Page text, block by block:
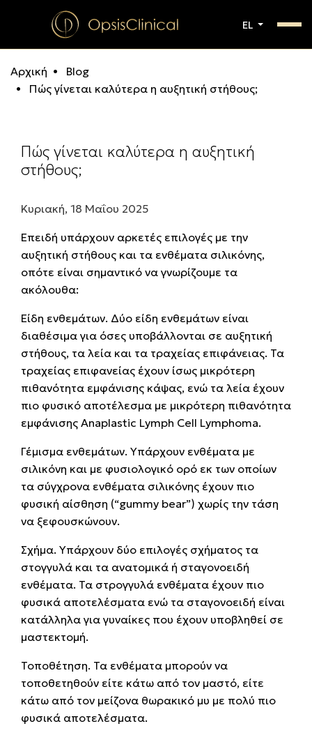
EL
Αρχική
Blog
Πώς γίνεται καλύτερα η αυξητική στήθους;
Πώς γίνεται καλύτερα η αυξητική
στήθους;
Κυριακή, 18 Μαΐου 2025
Επειδή υπάρχουν αρκετές επιλογές με την
αυξητική στήθους και τα ενθέματα σιλικόνης,
οπότε είναι σημαντικό να γνωρίζουμε τα
ακόλουθα:
Είδη ενθεμάτων. Δύο είδη ενθεμάτων είναι
διαθέσιμα για όσες υποβάλλονται σε αυξητική
στήθους, τα λεία και τα τραχείας επιφάνειας. Τα
τραχείας επιφανείας έχουν ίσως μικρότερη
πιθανότητα εμφάνισης κάψας, ενώ τα λεία έχουν
πιο φυσικό αποτέλεσμα με μικρότερη πιθανότητα
εμφάνισης Anaplastic Lymph Cell Lymphoma.
Γέμισμα ενθεμάτων. Υπάρχουν ενθέματα με
σιλικόνη και με φυσιολογικό ορό εκ των οποίων
τα σύγχρονα ενθέματα σιλικόνης έχουν πιο
φυσική αίσθηση (“gummy bear”) χωρίς την τάση
να ξεφουσκώνουν.
Σχήμα. Υπάρχουν δύο επιλογές σχήματος τα
στογγυλά και τα ανατομικά ή σταγονοειδή
ενθέματα. Τα στρογγυλά ενθέματα έχουν πιο
φυσικά αποτελέσματα ενώ τα σταγονοειδή είναι
κατάλληλα για γυναίκες που έχουν υποβληθεί σε
μαστεκτομή.
Τοποθέτηση. Τα ενθέματα μπορούν να
τοποθετηθούν είτε κάτω από τον μαστό, είτε
κάτω από τον μείζονα θωρακικό μυ με πολύ πιο
φυσικά αποτελέσματα.